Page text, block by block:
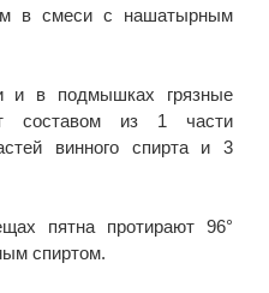
в смеси с нашатырным
и в подмышках грязные
составом из 1 части
винного спирта и 3
пятна протирают 96°
спиртом.